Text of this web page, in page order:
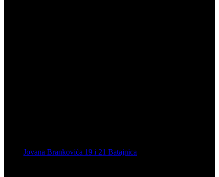
Jovana Brankovića 19 i 21 Batajnica